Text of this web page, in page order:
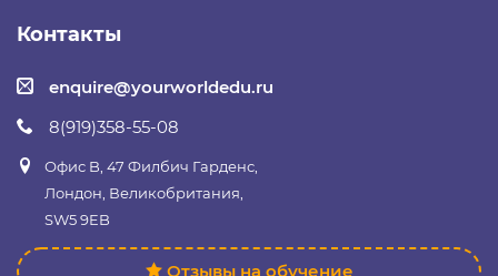
Контакты
enquire@yourworldedu.ru
8(919)358-55-08
Офис B, 47 Филбич Гарденс,
Лондон, Великобритания,
SW5 9EB
Отзывы на обучение